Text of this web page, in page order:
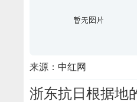
来源：中红网
浙东抗日根据地